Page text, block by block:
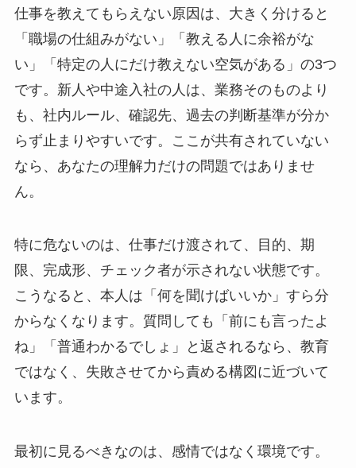
仕事を教えてもらえない原因は、大きく分けると
「職場の仕組みがない」「教える人に余裕がな
い」「特定の人にだけ教えない空気がある」の3つ
です。新人や中途入社の人は、業務そのものより
も、社内ルール、確認先、過去の判断基準が分か
らず止まりやすいです。ここが共有されていない
なら、あなたの理解力だけの問題ではありませ
ん。
特に危ないのは、仕事だけ渡されて、目的、期
限、完成形、チェック者が示されない状態です。
こうなると、本人は「何を聞けばいいか」すら分
からなくなります。質問しても「前にも言ったよ
ね」「普通わかるでしょ」と返されるなら、教育
ではなく、失敗させてから責める構図に近づいて
います。
最初に見るべきなのは、感情ではなく環境です。